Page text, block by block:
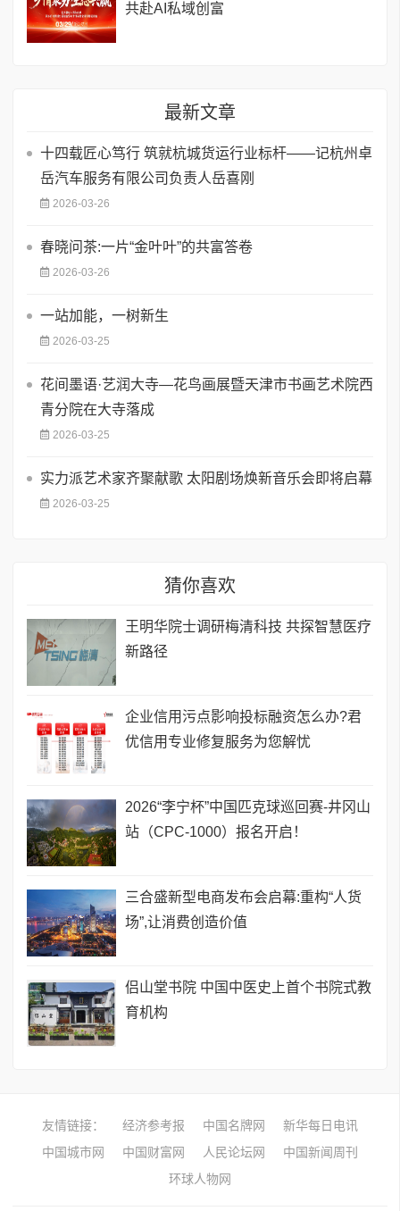
共赴AI私域创富
最新文章
十四载匠心笃行 筑就杭城货运行业标杆——记杭州卓
岳汽车服务有限公司负责人岳喜刚
2026-03-26
春晓问茶:一片“金叶叶”的共富答卷
2026-03-26
一站加能，一树新生
2026-03-25
花间墨语·艺润大寺—花鸟画展暨天津市书画艺术院西
青分院在大寺落成
2026-03-25
实力派艺术家齐聚献歌 太阳剧场焕新音乐会即将启幕
2026-03-25
猜你喜欢
王明华院士调研梅清科技 共探智慧医疗
新路径
企业信用污点影响投标融资怎么办?君
优信用专业修复服务为您解忧
2026“李宁杯”中国匹克球巡回赛-井冈山
站（CPC-1000）报名开启！
三合盛新型电商发布会启幕:重构“人货
场”,让消费创造价值
侣山堂书院 中国中医史上首个书院式教
育机构
友情链接： 经济参考报 中国名牌网
新华每日电讯
中国城市网
中国财富网 人民论坛网
中国新闻周刊
环球人物网